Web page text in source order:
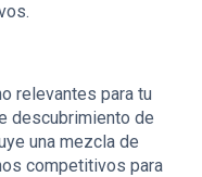
relevantes para tu
descubrimiento de
una mezcla de
competitivos para